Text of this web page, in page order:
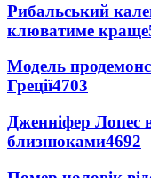
Рибальський
клюватиме краще
Модель
Греції4703
Дженніфер Лопес
близнюками4692